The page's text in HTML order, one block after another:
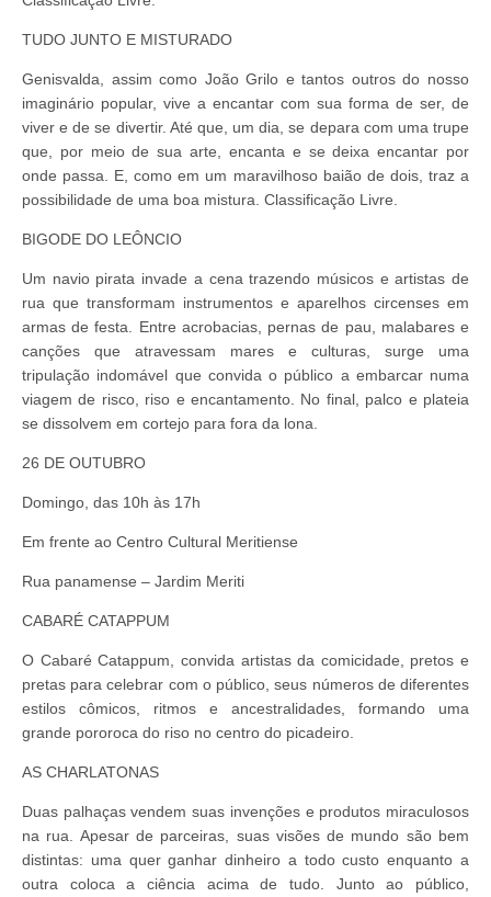
TUDO JUNTO E MISTURADO
Genisvalda, assim como João Grilo e tantos outros do nosso
imaginário popular, vive a encantar com sua forma de ser, de
viver e de se divertir. Até que, um dia, se depara com uma trupe
que, por meio de sua arte, encanta e se deixa encantar por
onde passa. E, como em um maravilhoso baião de dois, traz a
possibilidade de uma boa mistura. Classificação Livre.
BIGODE DO LEÔNCIO
Um navio pirata invade a cena trazendo músicos e artistas de
rua que transformam instrumentos e aparelhos circenses em
armas de festa. Entre acrobacias, pernas de pau, malabares e
canções que atravessam mares e culturas, surge uma
tripulação indomável que convida o público a embarcar numa
viagem de risco, riso e encantamento. No final, palco e plateia
se dissolvem em cortejo para fora da lona.
26 DE OUTUBRO
Domingo, das 10h às 17h
Em frente ao Centro Cultural Meritiense
Rua panamense – Jardim Meriti
CABARÉ CATAPPUM
O Cabaré Catappum, convida artistas da comicidade, pretos e
pretas para celebrar com o público, seus números de diferentes
estilos cômicos, ritmos e ancestralidades, formando uma
grande pororoca do riso no centro do picadeiro.
AS CHARLATONAS
Duas palhaças vendem suas invenções e produtos miraculosos
na rua. Apesar de parceiras, suas visões de mundo são bem
distintas: uma quer ganhar dinheiro a todo custo enquanto a
outra coloca a ciência acima de tudo. Junto ao público,